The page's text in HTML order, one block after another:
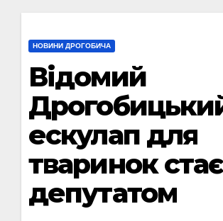
НОВИНИ ДРОГОБИЧА
Відомий
ескулап для
тваринок стає
депутатом